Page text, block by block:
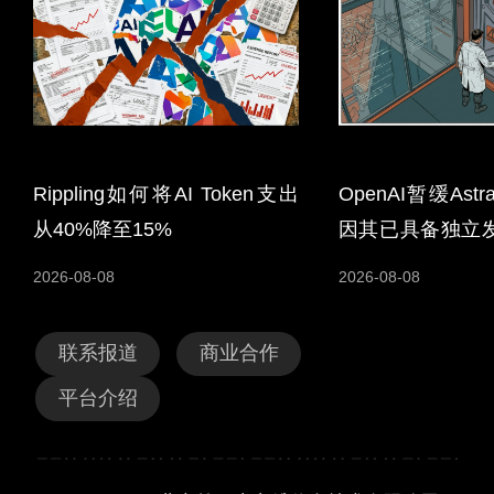
Rippling如何将AI Token支出
从40%降至15%
2026-08-08
OpenAI暂缓
因其已具备独立
2026-08-08
联系报道 商业合作
平台介绍